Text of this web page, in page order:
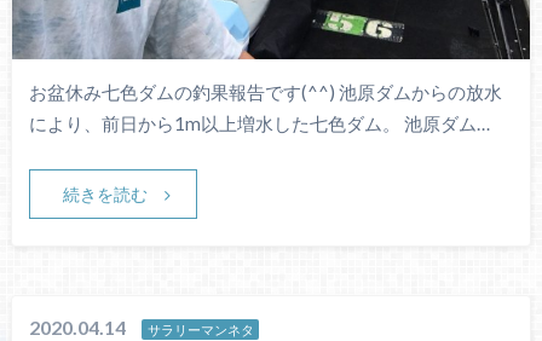
お盆休み七色ダムの釣果報告です(^^) 池原ダムからの放水
により、前日から1m以上増水した七色ダム。 池原ダム…
続きを読む
2020.04.14 サラリーマンネタ